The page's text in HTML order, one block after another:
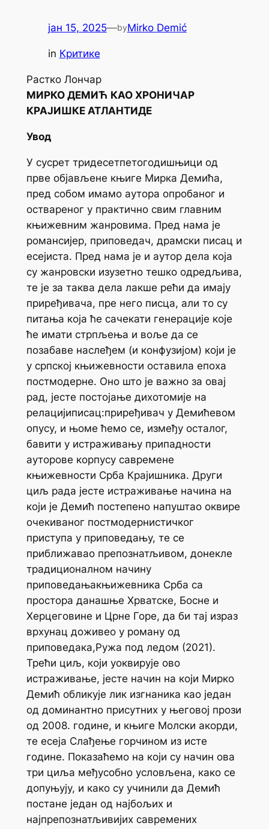
јан 15, 2025—byMirko Demić
in Критике
Растко Лончар
МИРКО ДЕМИЋ КАО ХРОНИЧАР
КРАЈИШКЕ АТЛАНТИДЕ
Увод
У сусрет тридесетпетогодишњици од
прве објављене књиге Мирка Демића,
пред собом имамо аутора опробаног и
оствареног у практично свим главним
књижевним жанровима. Пред нама је
романсијер, приповедач, драмски писац и
есејиста. Пред нама је и аутор дела која
су жанровски изузетно тешко одредљива,
те је за таква дела лакше рећи да имају
приређивача, пре него писца, али то су
питања која ће сачекати генерације које
ће имати стрпљења и воље да се
позабаве наслеђем (и конфузијом) који је
у српској књижевности оставила епоха
постмодерне. Оно што је важно за овај
рад, јесте постојање дихотомије на
релацијиписац:приређивач у Демићевом
опусу, и њоме ћемо се, између осталог,
бавити у истраживању припадности
ауторове корпусу савремене
књижевности Срба Крајишника. Други
циљ рада јесте истраживање начина на
који је Демић постепено напуштао оквире
очекиваног постмодернистичког
приступа у приповедању, те се
приближавао препознатљивом, донекле
традиционалном начину
приповедањакњижевника Срба са
простора данашње Хрватске, Босне и
Херцеговине и Црне Горе, да би тај израз
врхунац доживео у роману од
приповедака,Ружа под ледом (2021).
Трећи циљ, који уоквирује ово
истраживање, јесте начин на који Мирко
Демић обликује лик изгнаника као један
од доминантно присутних у његовој прози
од 2008. године, и књиге Молски акорди,
те есеја Слађење горчином из исте
године. Показаћемо на који су начин ова
три циља међусобно условљена, како се
допуњују, и како су учинили да Демић
постане један од најбољих и
најпрепознатљивијих савремених